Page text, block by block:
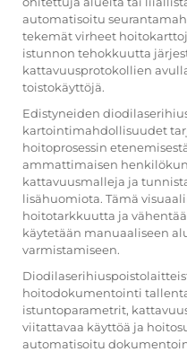
automatisoitu
tekemät virheet
istunnon tehokkuutta
kattavuusprotokollien
toistokäyttöjä.
Edistyneiden
kartointimahdollisuudet
hoitoprosessin
ammattimaisen
kattavuusmalleja ja
lisähuomiota. Tämä
hoitotarkkuutta ja
käytetään manuaaliseen
varmistamiseen.
hoitodokumentointi
istuntoparametrit,
viitattavaa käyttöä ja
automatisoitu